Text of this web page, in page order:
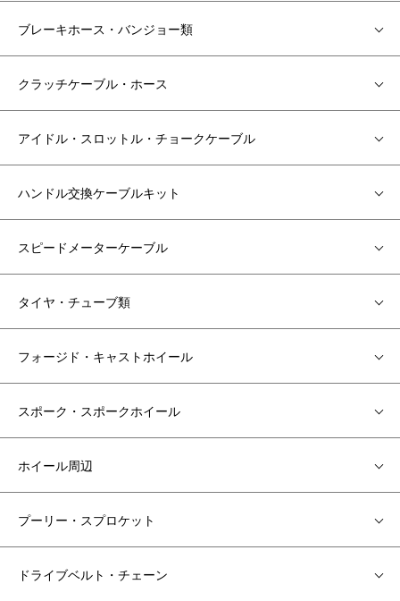
ブレーキホース・バンジョー類
クラッチケーブル・ホース
アイドル・スロットル・チョークケーブル
ハンドル交換ケーブルキット
スピードメーターケーブル
タイヤ・チューブ類
フォージド・キャストホイール
スポーク・スポークホイール
ホイール周辺
プーリー・スプロケット
ドライブベルト・チェーン